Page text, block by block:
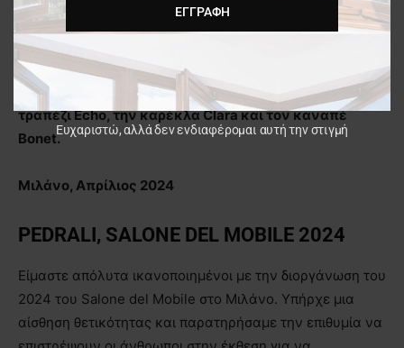
δίπλα σε μεγάλα και διεθνή brands, φέτος η al2 θα
εκθέσει στο:
Περίπτερο 18 – Stand C08, τον μπουφέ Eterna, το
τραπέζι Echo, την καρέκλα Clara και τον καναπέ
Bonet.
Μιλάνο, Απρίλιος 2024
PEDRALI, SALONE DEL MOBILE 2024
Είμαστε απόλυτα ικανοποιημένοι με την διοργάνωση του
2024 του Salone del Mobile στο Μιλάνο. Υπήρχε μια
αίσθηση θετικότητας και παρατηρήσαμε την επιθυμία να
ΕΓΓΡΑΦΉ
Ευχαριστώ, αλλά δεν ενδιαφέρομαι αυτή την στιγμή